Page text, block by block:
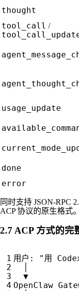
thought
tool_call /
usage_update
done
error
同时支持 JSON-RPC
ACP 协议的原生格式。
2.7 ACP 方式的完
用户 :
"用
▼
OpenClaw